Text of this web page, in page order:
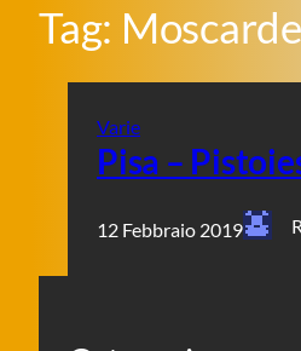
Tag:
Varie
Pisa –
12 Febbraio 2019